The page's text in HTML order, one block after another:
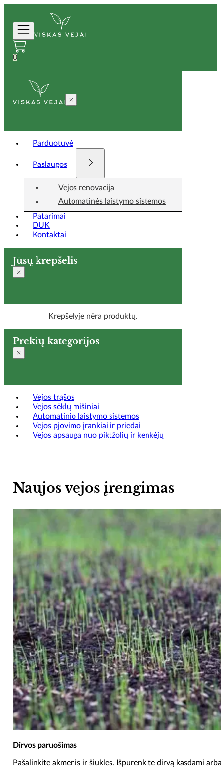
0
Parduotuvė
Paslaugos
Vejos renovacija
Automatinės laistymo sistemos
Patarimai
DUK
Kontaktai
Jūsų krepšelis
Krepšelyje nėra produktų.
Prekių kategorijos
Vejos trąšos
Vejos sėklų mišiniai
Automatinio laistymo sistemos
Vejos pjovimo įrankiai ir priedai
Vejos apsauga nuo piktžolių ir kenkėjų
Naujos vejos įrengimas
Dirvos paruošimas
Pašalinkite akmenis ir šiukles. Išpurenkite dirvą kasdami